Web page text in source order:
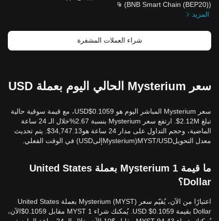
(
BNB Smart Chain (BEP20)
)
المزيد
شراء العملات المشفرة
سعر Mysterium الحالي اليوم بعملة USD
سعر Mysterium المباشر اليوم هو 0.1059$USD، مع قيمة سوقية حالية
تبلغ 2.12M$. ارتفع سعر Mysterium بنسبة 2.67%خلال الـ 24 ساعة
الماضية، وحجم التداول على مدار 24 ساعة هو34,747.13$. يتم تحديث
معدل التحويلMYST/USD(MysteriumإلىUSD) في الوقت الفعلي.
ما قيمة 1 Mysterium بعملة United States
Dollar؟
اعتبارًا من الآن، يُقيّم سعر Mysterium (MYST) بعملة United States
Dollar بقيمة 0.1059$ USD. يُمكنك شراء 1 MYST مقابل 0.1059$الآن،